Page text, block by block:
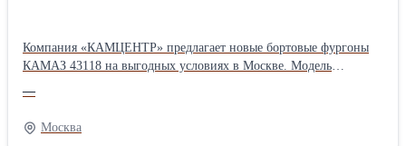
Компания «КАМЦЕНТР» предлагает новые бортовые фургоны
КАМАЗ 43118 на выгодных условиях в Москве. Модель
комплект поставки входит тент с каркасом, благодаря чему
КАМАЗ 43118 легко трансформируется в бортовой фургон.
Подробную информацию Вы можете найти на нашем сайте
—
Москва